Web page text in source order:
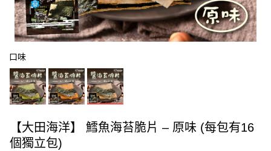
口味
【大田海洋】 鱈魚海苔脆片 – 原味 (每包有16
個獨立包)